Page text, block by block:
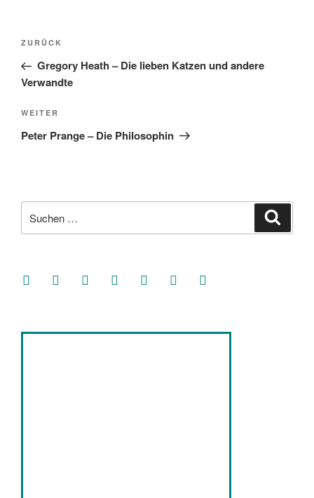
Beitragsnavigation
Vorheriger
Beitrag
ZURÜCK
Gregory Heath – Die lieben Katzen und andere
Verwandte
Nächster
Beitrag
WEITER
Peter Prange – Die Philosophin
nach:
facebooksoundcloud
twitter mastodoninstagramthreads goodreads